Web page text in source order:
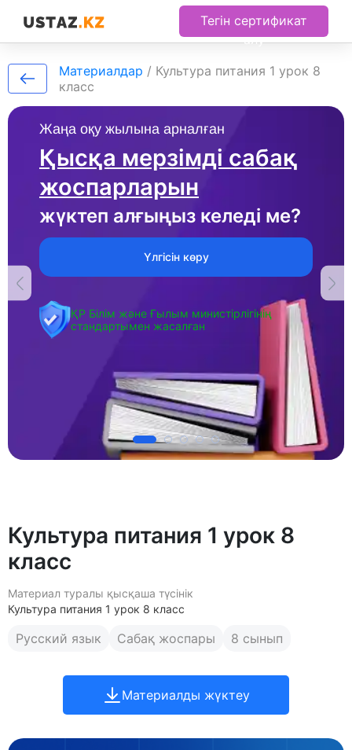
Тегін сертификат
алу
Жаңа оқу жылына арналған
Қысқа мерзімді сабақ
жоспарларын
жүктеп алғыңыз келеді ме?
Үлгісін көру
ҚР Білім және Ғылым министірлігінің
стандартымен жасалған
Материалдар / Культура питания 1 урок 8
класс
Культура питания 1 урок 8
класс
Материал туралы қысқаша түсінік
Культура питания 1 урок 8 класс
Русский язык Сабақ жоспары 8 сынып
Материалды жүктеу